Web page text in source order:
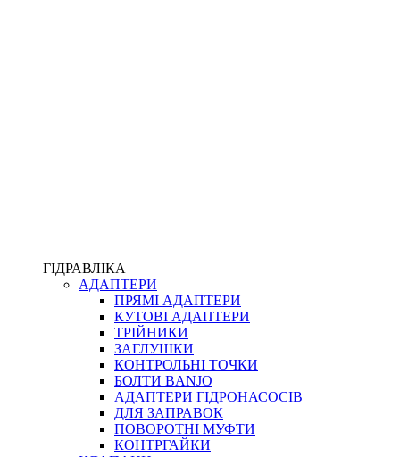
ФІТИНГИ ДІАГНОСТИЧНІ
АКСЕСУАРИ
ТРУБКИ ТА КОМПЛЕКТУЮЧІ
ФІТИНГИ ГІДРАВЛІЧНІ
ФІТИНГИ КОНДИЦІОНЕРНІ
ЗАХИСТ РУКАВІВ
ФІТИНГИ KARCHER
ФІТИНГИ НА ПІДЙОМ КАБІНИ
КОНЕКТОРИ
ГІДРАВЛІКА
АДАПТЕРИ
ПРЯМІ АДАПТЕРИ
КУТОВІ АДАПТЕРИ
ТРІЙНИКИ
ЗАГЛУШКИ
КОНТРОЛЬНІ ТОЧКИ
БОЛТИ BANJO
АДАПТЕРИ ГІДРОНАСОСІВ
ДЛЯ ЗАПРАВОК
ПОВОРОТНІ МУФТИ
КОНТРГАЙКИ